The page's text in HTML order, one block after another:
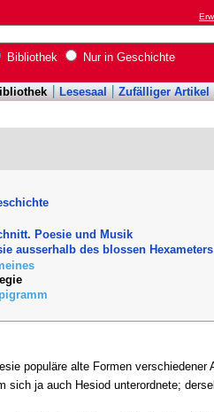
Bibliothek Nur in Geschichte
Lesesaal Zufälliger Artikel
Poesie und Musik
ausserhalb des blossen Hexameters
populäre alte Formen verschiedener
sich ja auch Hesiod unterordnete;